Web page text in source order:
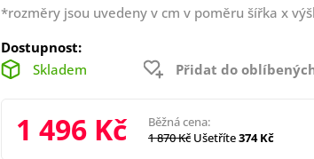
*rozměry jsou uvedeny v cm v poměru šířka x
Dostupnost:
Skladem
Přidat do
1 496 Kč
Běžná cena:
1 870 Kč Ušetříte374 Kč